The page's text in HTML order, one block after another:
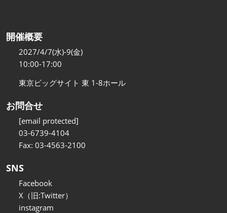
開催概要
2027/4/7(水)-9(金)
10:00-17:00
東京ビッグサイト 東 1-8ホール
お問合せ
[email protected]
03-6739-4104
Fax: 03-4563-2100
SNS
Facebook
X（旧:Twitter）
instagram